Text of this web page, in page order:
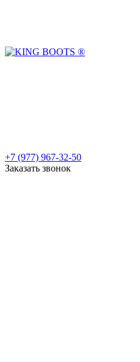
+7 (977) 967-32-50
Заказать звонок